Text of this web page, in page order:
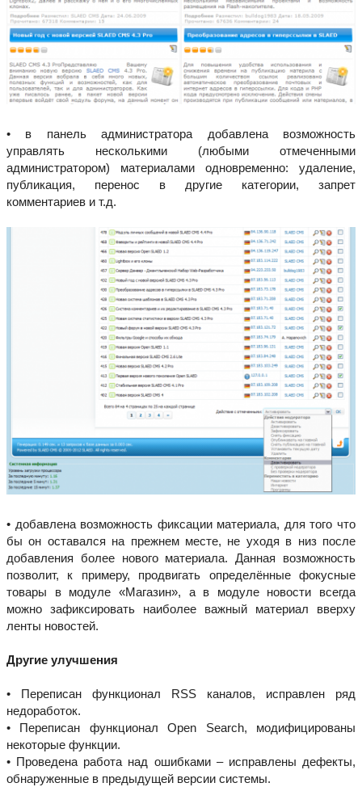
• в панель администратора добавлена возможность
управлять несколькими (любыми отмеченными
администратором) материалами одновременно: удаление,
публикация, перенос в другие категории, запрет
комментариев и т.д.
• добавлена возможность фиксации материала, для того что
бы он оставался на прежнем месте, не уходя в низ после
добавления более нового материала. Данная возможность
позволит, к примеру, продвигать определённые фокусные
товары в модуле «Магазин», а в модуле новости всегда
можно зафиксировать наиболее важный материал вверху
ленты новостей.
Другие улучшения
• Переписан функционал RSS каналов, исправлен ряд
недоработок.
• Переписан функционал Open Search, модифицированы
некоторые функции.
• Проведена работа над ошибками – исправлены дефекты,
обнаруженные в предыдущей версии системы.